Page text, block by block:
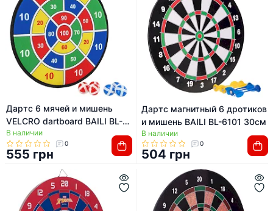
Дартс 6 мячей и мишень
VELCRO dartboard BAILI BL-
612 37cм
В наличии
0
555 грн
Дартс магнитный 6 дротиков
и мишень BAILI BL-6101 30см
В наличии
0
504 грн